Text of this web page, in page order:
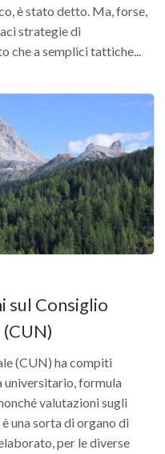
è stato detto. Ma, forse,
strategie di
che a semplici tattiche...
sul Consiglio
(CUN) ha compiti
universitario, formula
valutazioni sugli
una sorta di organo di
per le diverse